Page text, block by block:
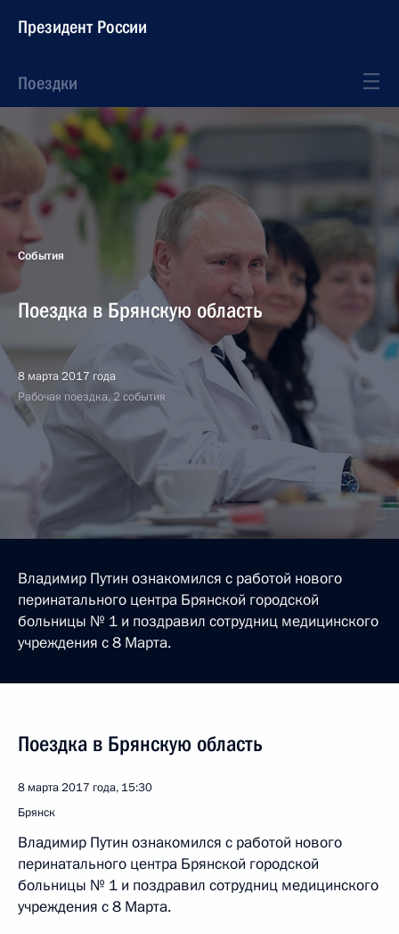
Президент России
Поездки
События
Поездка в Брянскую область
8 марта 2017 года
Рабочая поездка, 2 события
Владимир Путин ознакомился с работой нового
перинатального центра Брянской городской
больницы № 1 и поздравил сотрудниц медицинского
учреждения с 8 Марта.
Поездка в Брянскую область
8 марта 2017 года, 15:30
Брянск
Владимир Путин ознакомился с работой нового
перинатального центра Брянской городской
больницы № 1 и поздравил сотрудниц медицинского
учреждения с 8 Марта.